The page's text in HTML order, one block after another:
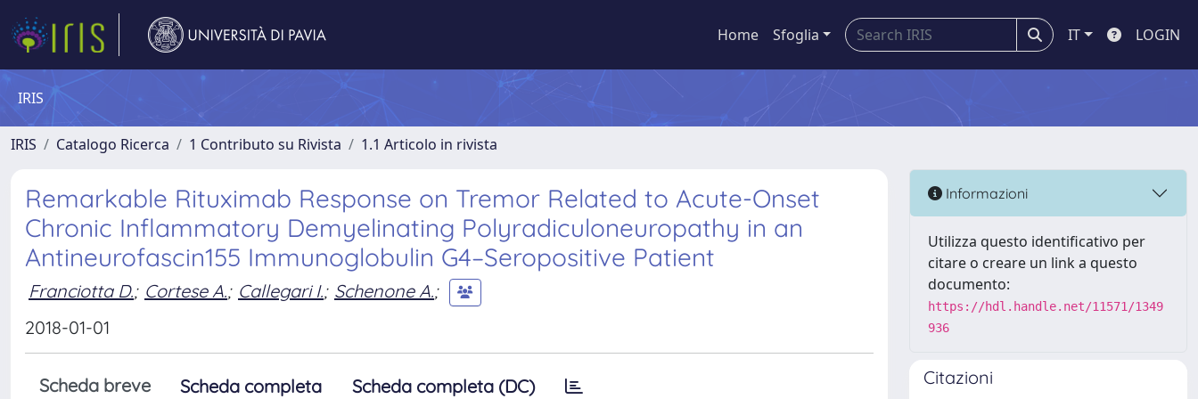
Home Sfoglia IT LOGIN
IRIS
IRIS Catalogo Ricerca 1 Contributo su Rivista 1.1 Articolo in rivista
Remarkable Rituximab Response on Tremor Related to Acute-Onset
Chronic Inflammatory Demyelinating Polyradiculoneuropathy in an
Antineurofascin155 Immunoglobulin G4–Seropositive Patient
Franciotta D.; Cortese A.; Callegari I.; Schenone A.;
2018-01-01
Scheda breve Scheda completa Scheda completa (DC)
Informazioni
Utilizza questo identificativo per
citare o creare un link a questo
documento:
https://hdl.handle.net/11571/1349
936
Citazioni